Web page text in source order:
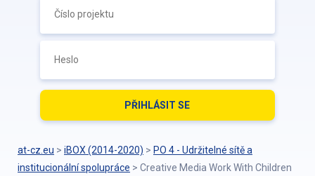
at-cz.eu > iBOX (2014-2020) > PO 4 - Udržitelné sítě a
institucionální spolupráce > Creative Media Work With Children